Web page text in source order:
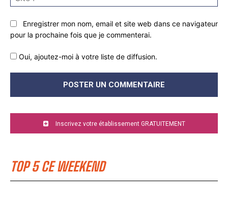
TOP 5 CE WEEKEND
:
Enregistrer mon nom, email et site web dans ce navigateur
pour la prochaine fois que je commenterai.
Oui, ajoutez-moi à votre liste de diffusion.
Inscrivez votre établissement GRATUITEMENT